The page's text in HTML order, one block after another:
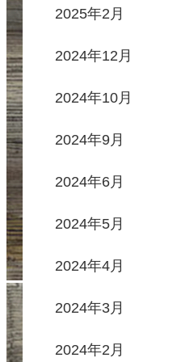
2025年2月
2024年12月
2024年10月
2024年9月
2024年6月
2024年5月
2024年4月
2024年3月
2024年2月